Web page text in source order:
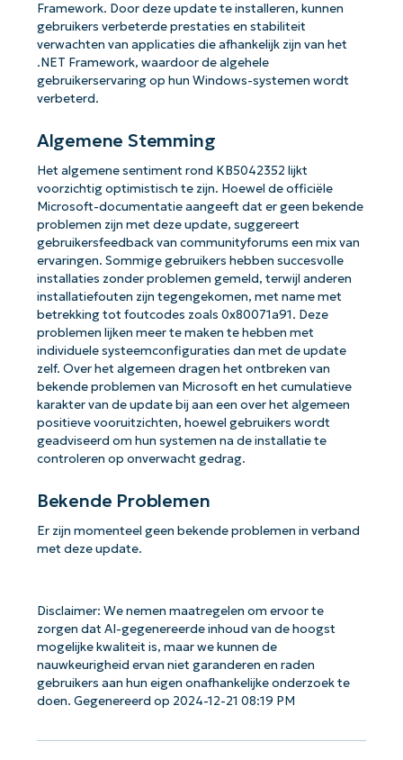
Framework. Door deze update te installeren, kunnen
gebruikers verbeterde prestaties en stabiliteit
verwachten van applicaties die afhankelijk zijn van het
.NET Framework, waardoor de algehele
gebruikerservaring op hun Windows-systemen wordt
verbeterd.
Algemene Stemming
Het algemene sentiment rond KB5042352 lijkt
voorzichtig optimistisch te zijn. Hoewel de officiële
Microsoft-documentatie aangeeft dat er geen bekende
problemen zijn met deze update, suggereert
gebruikersfeedback van communityforums een mix van
ervaringen. Sommige gebruikers hebben succesvolle
installaties zonder problemen gemeld, terwijl anderen
installatiefouten zijn tegengekomen, met name met
betrekking tot foutcodes zoals 0x80071a91. Deze
problemen lijken meer te maken te hebben met
individuele systeemconfiguraties dan met de update
zelf. Over het algemeen dragen het ontbreken van
bekende problemen van Microsoft en het cumulatieve
karakter van de update bij aan een over het algemeen
positieve vooruitzichten, hoewel gebruikers wordt
geadviseerd om hun systemen na de installatie te
controleren op onverwacht gedrag.
Bekende Problemen
Er zijn momenteel geen bekende problemen in verband
met deze update.
Disclaimer: We nemen maatregelen om ervoor te
zorgen dat AI-gegenereerde inhoud van de hoogst
mogelijke kwaliteit is, maar we kunnen de
nauwkeurigheid ervan niet garanderen en raden
gebruikers aan hun eigen onafhankelijke onderzoek te
doen. Gegenereerd op 2024-12-21 08:19 PM